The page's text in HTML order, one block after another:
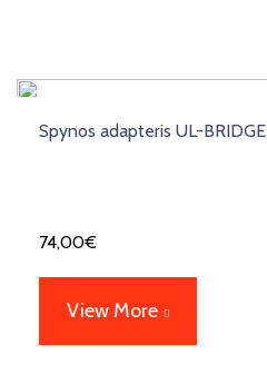
Spynos adapteris UL-BRIDGE
74,00€
View More